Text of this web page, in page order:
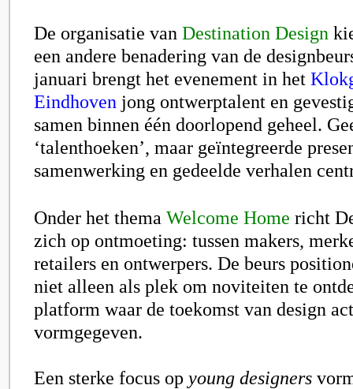
De organisatie van Destination Design
een andere benadering van de
januari brengt het evenement in het
Eindhoven jong ontwerptalent en
samen binnen één doorlopend geheel.
‘talenthoeken’, maar geïntegreerde
samenwerking en gedeelde verhalen
Onder het thema Welcome Home richt
zich op ontmoeting: tussen makers,
retailers en ontwerpers. De beurs
niet alleen als plek om noviteiten te
platform waar de toekomst van design
vormgegeven.
Een sterke focus op young designers